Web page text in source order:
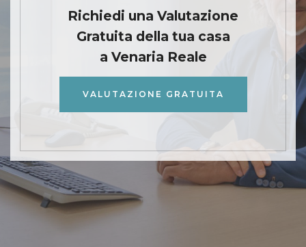
Richiedi una Valutazione
Gratuita della tua casa
a Venaria Reale
VALUTAZIONE GRATUITA